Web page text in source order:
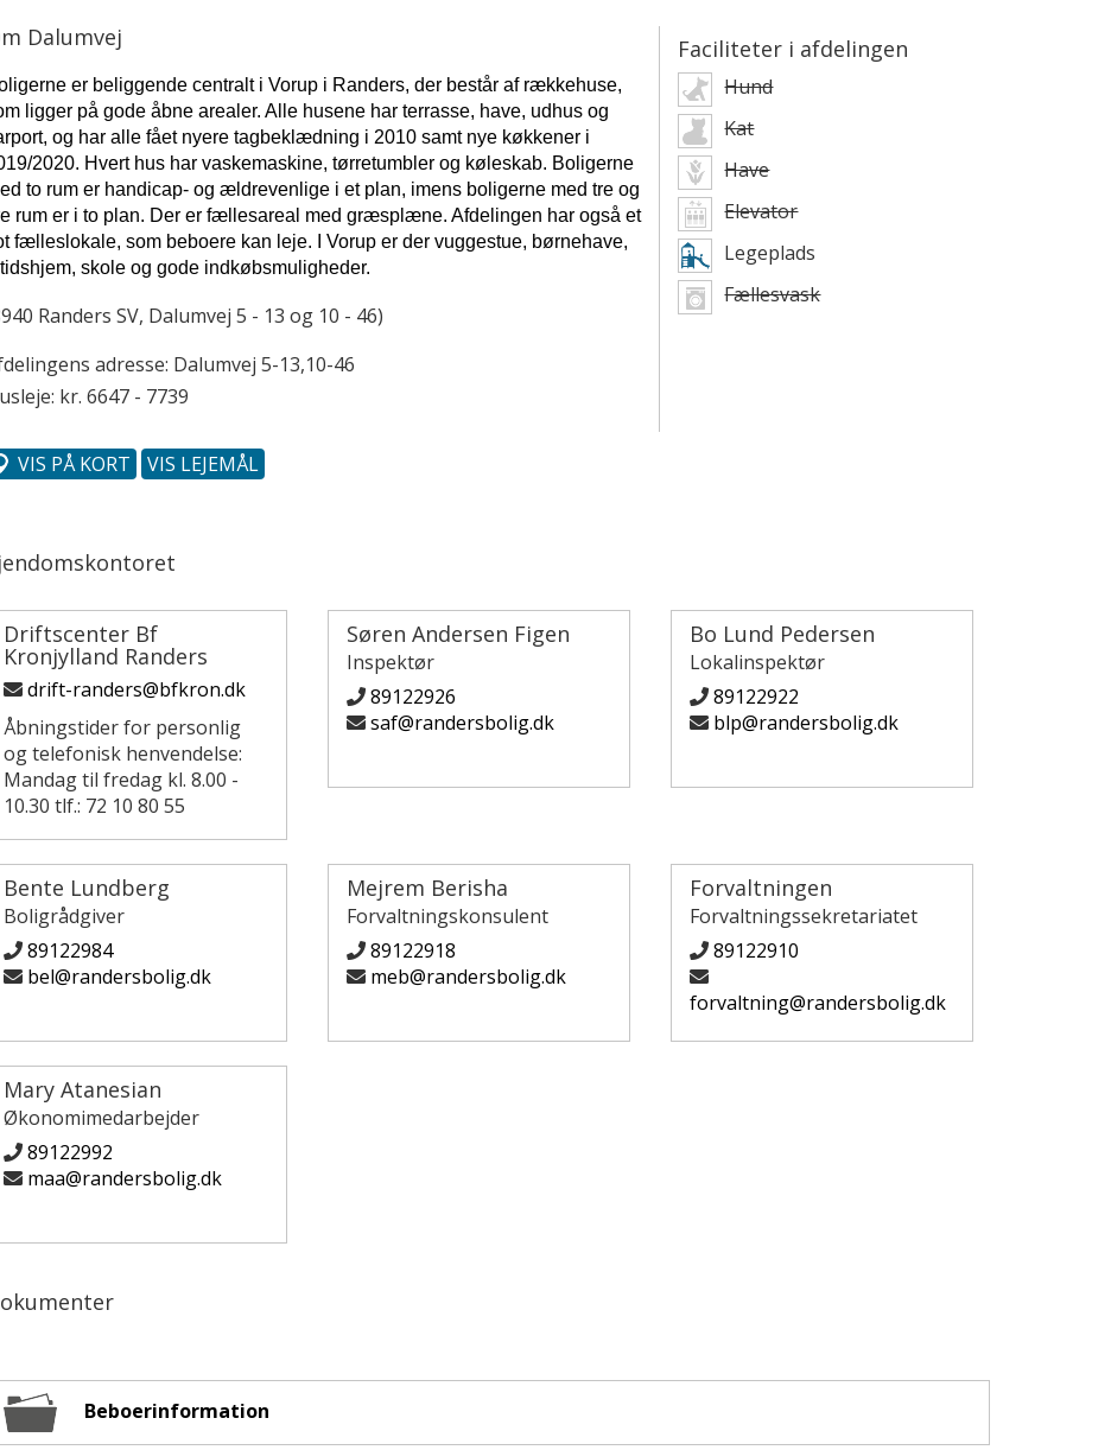
Dalumvej
er beliggende centralt i Vorup i Randers, der består af rækkehuse,
ligger på gode åbne arealer. Alle husene har terrasse, have, udhus og
og har alle fået nyere tagbeklædning i 2010 samt nye køkkener i
2020. Hvert hus har vaskemaskine, tørretumbler og køleskab. Boligerne
to rum er handicap- og ældrevenlige i et plan, imens boligerne med tre og
rum er i to plan. Der er fællesareal med græsplæne. Afdelingen har også et
fælleslokale, som beboere kan leje. I Vorup er der vuggestue, børnehave,
skole og gode indkøbsmuligheder.
Randers SV, Dalumvej 5 - 13 og 10 - 46)
adresse: Dalumvej 5-13,10-46
kr. 6647 - 7739
Faciliteter i afdelingen
Hund
Kat
Have
Elevator
Legeplads
Fællesvask
VIS PÅ KORT VIS LEJEMÅL
Driftscenter Bf
Kronjylland Randers
drift-randers@bfkron.dk
Åbningstider for personlig
og telefonisk henvendelse:
Mandag til fredag kl. 8.00 -
10.30 tlf.: 72 10 80 55
Søren Andersen Figen
Inspektør
89122926
saf@randersbolig.dk
Bo Lund Pedersen
Lokalinspektør
89122922
blp@randersbolig.dk
Bente Lundberg
Boligrådgiver
89122984
bel@randersbolig.dk
Mejrem Berisha
Forvaltningskonsulent
89122918
meb@randersbolig.dk
Forvaltningen
Forvaltningssekretariatet
89122910
forvaltning@randersbolig.dk
Mary Atanesian
Økonomimedarbejder
89122992
maa@randersbolig.dk
Beboerinformation